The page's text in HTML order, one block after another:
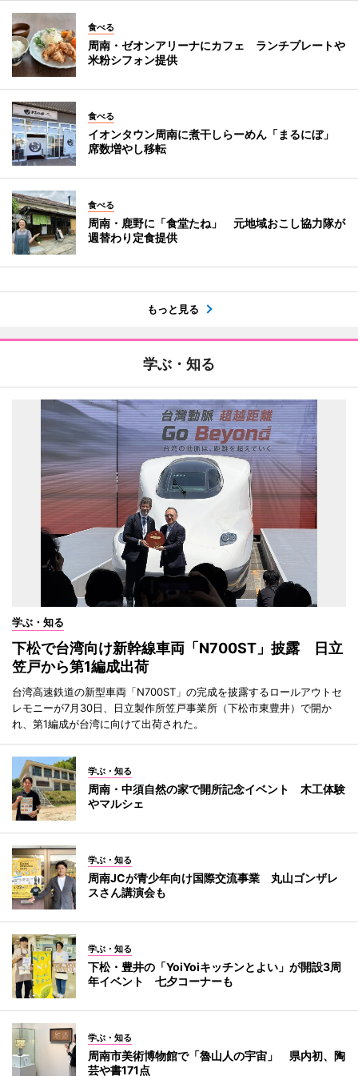
食べる
周南・ゼオンアリーナにカフェ ランチプレートや
米粉シフォン提供
食べる
イオンタウン周南に煮干しらーめん「まるにぼ」
席数増やし移転
食べる
周南・鹿野に「食堂たね」 元地域おこし協力隊が
週替わり定食提供
もっと見る
学ぶ・知る
学ぶ・知る
下松で台湾向け新幹線車両「N700ST」披露 日立
笠戸から第1編成出荷
台湾高速鉄道の新型車両「N700ST」の完成を披露するロールアウトセ
レモニーが7月30日、日立製作所笠戸事業所（下松市東豊井）で開か
れ、第1編成が台湾に向けて出荷された。
学ぶ・知る
周南・中須自然の家で開所記念イベント 木工体験
やマルシェ
学ぶ・知る
周南JCが青少年向け国際交流事業 丸山ゴンザレ
スさん講演会も
学ぶ・知る
下松・豊井の「YoiYoiキッチンとよい」が開設3周
年イベント 七夕コーナーも
学ぶ・知る
周南市美術博物館で「魯山人の宇宙」 県内初、陶
芸や書171点